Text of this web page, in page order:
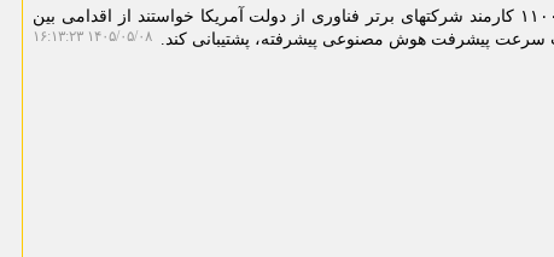
به گزارش مینی کامپیوتر، بیشتر از ۱۱۰۰ کارمند شرکتهای برتر فناوری از دولت آمریکا خواستند از اقدامی بین
سرعت پیشرفت هوش مصنوعی پیشرفته، پشتیبانی کند.
۱۴۰۵/۰۵/۰۸ ۱۶:۱۳:۲۳